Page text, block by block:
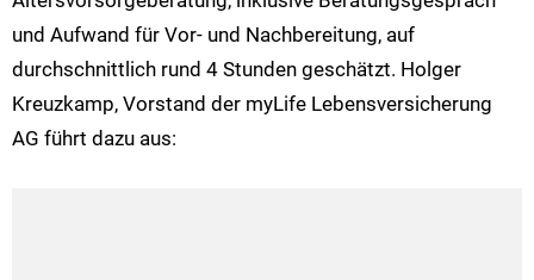
und Aufwand für Vor- und Nachbereitung, auf
durchschnittlich rund 4 Stunden geschätzt. Holger
Kreuzkamp, Vorstand der myLife Lebensversicherung
AG führt dazu aus: